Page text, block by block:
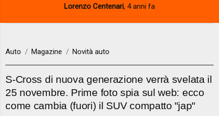
Lorenzo Centenari, 4 anni fa
Auto Magazine Novità auto
S-Cross di nuova generazione verrà svelata il
25 novembre. Prime foto spia sul web: ecco
come cambia (fuori) il SUV compatto "jap"